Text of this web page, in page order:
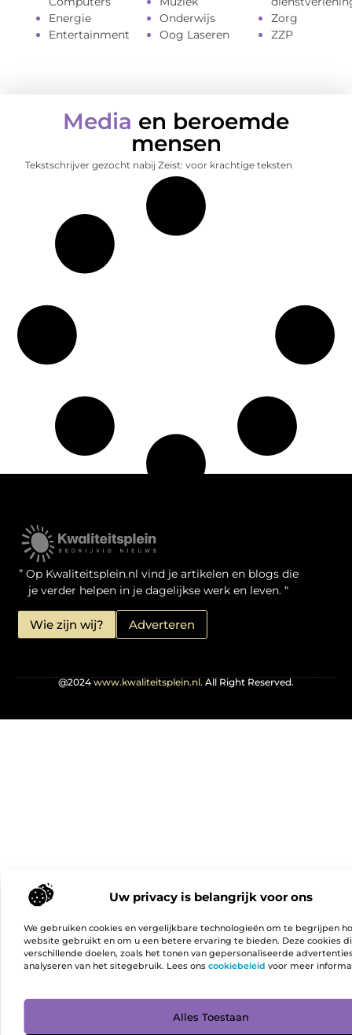
Uw privacy is belangrijk voor ons
We gebruiken cookies en vergelijkbare technologieën om te begrijpen
website gebruikt en om u een betere ervaring te bieden. Deze cookies
verschillende doelen, zoals het tonen van gepersonaliseerde
analyseren van het sitegebruik. Lees ons cookiebeleid voor meer
Alles Toestaan
Energie
Entertainment
Onderwijs
Oog Laseren
Zorg
ZZP
Media en beroemde
mensen
Tekstschrijver gezocht nabij Zeist: voor krachtige teksten
” Op Kwaliteitsplein.nl vind je artikelen en blogs die
je verder helpen in je dagelijkse werk en leven. “
Wie zijn wij? Adverteren
@2024 www.kwaliteitsplein.nl. All Right Reserved.